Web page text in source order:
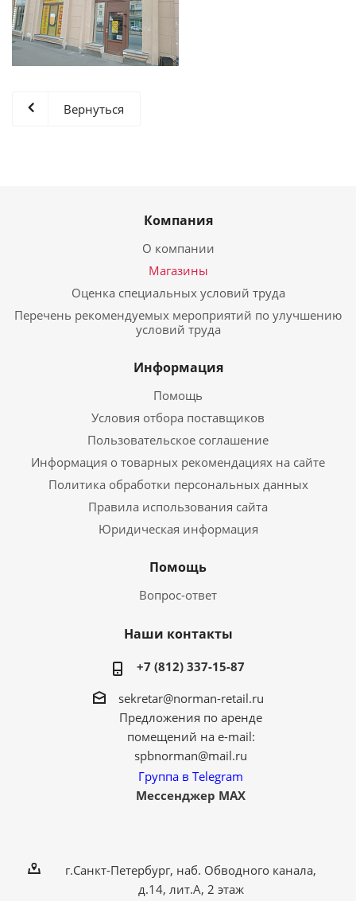
Вернуться
Компания
О компании
Магазины
Оценка специальных условий труда
Перечень рекомендуемых мероприятий по улучшению
условий труда
Информация
Помощь
Условия отбора поставщиков
Пользовательское соглашение
Информация о товарных рекомендациях на сайте
Политика обработки персональных данных
Правила использования сайта
Юридическая информация
Помощь
Вопрос-ответ
Наши контакты
+7 (812) 337-15-87
sekretar@norman-retail.ru
Предложения по аренде
помещений на e-mail:
spbnorman@mail.ru
Группа в Telegram
Мессенджер MAX
г.Санкт-Петербург, наб. Обводного канала,
д.14, лит.А, 2 этаж